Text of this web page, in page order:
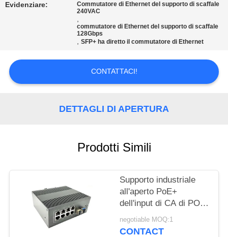
SITO
Evidenziare:
Commutatore di Ethernet del supporto di scaffale
240VAC
,
commutatore di Ethernet del supporto di scaffale
128Gbps
,SFP+ ha diretto il commutatore di Ethernet
CONTATTACI!
DETTAGLI DI APERTURA
Prodotti Simili
Supporto industriale
all'aperto PoE+
dell'input di CA di POE
PSE 220v del porto del
commutatore 8 di
negotiable MOQ:1
CONTACT